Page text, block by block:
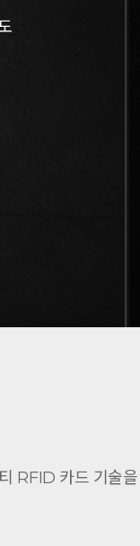
RFID 카드 기술